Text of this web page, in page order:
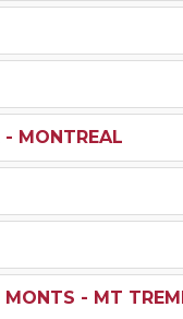
MONTREAL
MONTS - MT